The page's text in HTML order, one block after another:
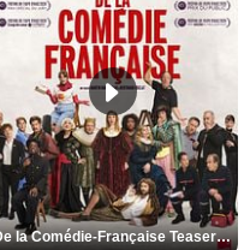
De la Comédie-Française Teaser VF